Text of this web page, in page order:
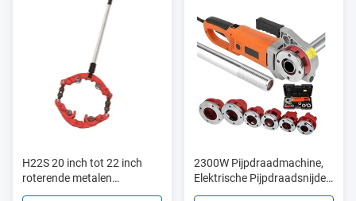
H22S 20 inch tot 22 inch
roterende metalen
pijpleiders 40.5kg
2300W Pijpdraadmachine,
Elektrische Pijpdraadsnijder,
Handheld Power Drive Kit,